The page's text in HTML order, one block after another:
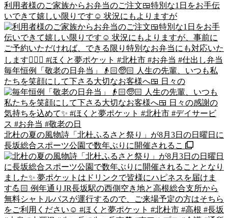
利用者様のご家族からお弁当のご注文🍱特別な1日をお手伝
いできて嬉しい限りです☺️ 状況にもよりますが
毎年恒例「敬老の日弁当」👴🏻🧓🏻 人生の先輩、いつも私
たちを笑顔にして下さる大切なお客様へ🍱 日々の
北杜の夏の風物詩「北杜ふるさと祭り」が8月3日の日曜日に
長坂総合スポーツ公園で数年ぶりに開催されるこ